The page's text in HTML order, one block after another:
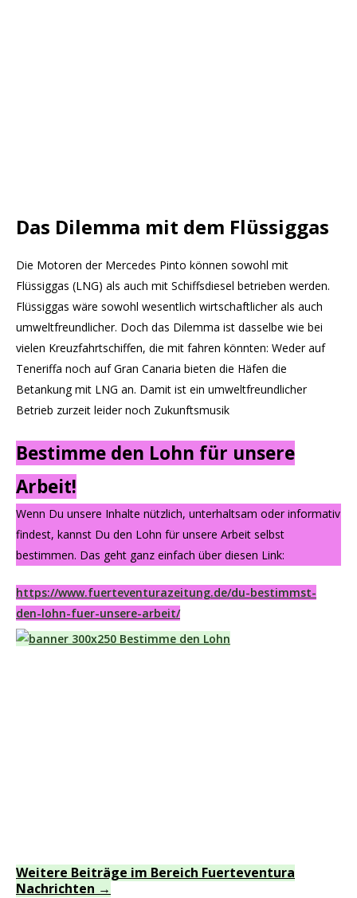
Das Dilemma mit dem Flüssiggas
Die Motoren der Mercedes Pinto können sowohl mit
Flüssiggas (LNG) als auch mit Schiffsdiesel betrieben werden.
Flüssiggas wäre sowohl wesentlich wirtschaftlicher als auch
umweltfreundlicher. Doch das Dilemma ist dasselbe wie bei
vielen Kreuzfahrtschiffen, die mit fahren könnten: Weder auf
Teneriffa noch auf Gran Canaria bieten die Häfen die
Betankung mit LNG an. Damit ist ein umweltfreundlicher
Betrieb zurzeit leider noch Zukunftsmusik
Bestimme den Lohn für unsere
Arbeit!
Wenn Du unsere Inhalte nützlich, unterhaltsam oder informativ
findest, kannst Du den Lohn für unsere Arbeit selbst
bestimmen. Das geht ganz einfach über diesen Link:
https://www.fuerteventurazeitung.de/du-bestimmst-
den-lohn-fuer-unsere-arbeit/
Weitere Beiträge im Bereich Fuerteventura
Nachrichten